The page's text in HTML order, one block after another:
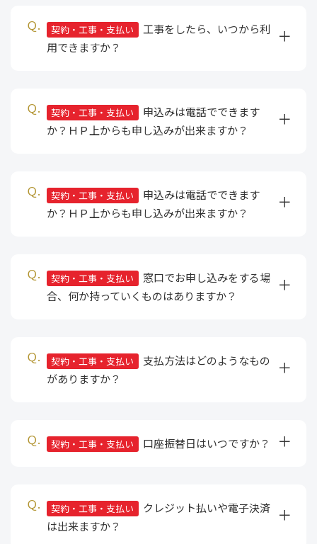
契約・工事・支払い
工事をしたら、いつから利
用できますか？
契約・工事・支払い
申込みは電話でできます
か？ＨＰ上からも申し込みが出来ますか？
契約・工事・支払い
申込みは電話でできます
か？ＨＰ上からも申し込みが出来ますか？
契約・工事・支払い
窓口でお申し込みをする場
合、何か持っていくものはありますか？
契約・工事・支払い
支払方法はどのようなもの
がありますか？
契約・工事・支払い 口座振替日はいつですか？
契約・工事・支払い
クレジット払いや電子決済
は出来ますか？